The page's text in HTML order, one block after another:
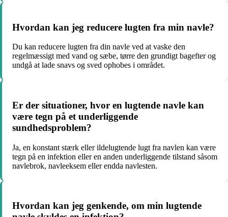
Hvordan kan jeg reducere lugten fra min navle?
Du kan reducere lugten fra din navle ved at vaske den
regelmæssigt med vand og sæbe, tørre den grundigt bagefter og
undgå at lade snavs og sved ophobes i området.
Er der situationer, hvor en lugtende navle kan
være tegn på et underliggende
sundhedsproblem?
Ja, en konstant stærk eller ildelugtende lugt fra navlen kan være
tegn på en infektion eller en anden underliggende tilstand såsom
navlebrok, navleeksem eller endda navlesten.
Hvordan kan jeg genkende, om min lugtende